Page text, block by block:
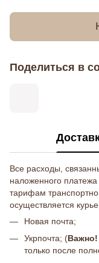
Поделиться в
Все расходы,
наложенного платежа
тарифам
осуществляется
Новая почта;
Укрпочта; (Важно!
только после